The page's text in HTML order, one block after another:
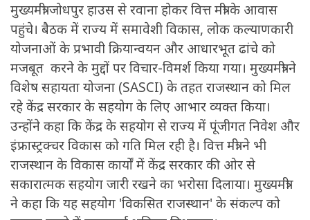
मुख्यमंत्री जोधपुर हाउस से रवाना होकर वित्त मंत्री के आवास
पहुंचे। बैठक में राज्य में समावेशी विकास, लोक कल्याणकारी
योजनाओं के प्रभावी क्रियान्वयन और आधारभूत ढांचे को
मजबूत करने के मुद्दों पर विचार-विमर्श किया गया। मुख्यमंत्री ने
विशेष सहायता योजना (SASCI) के तहत राजस्थान को मिल
रहे केंद्र सरकार के सहयोग के लिए आभार व्यक्त किया।
उन्होंने कहा कि केंद्र के सहयोग से राज्य में पूंजीगत निवेश और
इंफ्रास्ट्रक्चर विकास को गति मिल रही है। वित्त मंत्री ने भी
राजस्थान के विकास कार्यों में केंद्र सरकार की ओर से
सकारात्मक सहयोग जारी रखने का भरोसा दिलाया। मुख्यमंत्री
ने कहा कि यह सहयोग 'विकसित राजस्थान' के संकल्प को